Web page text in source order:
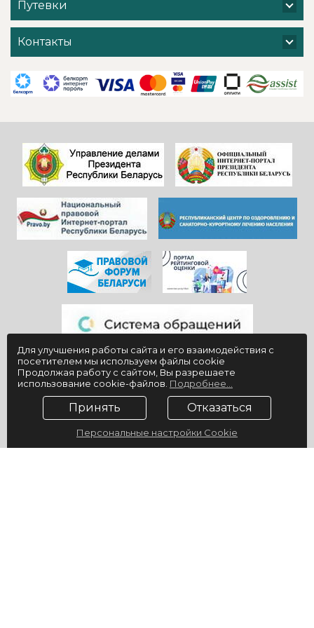
территории
санатория - очень
и от себя- прям
низкий поклон
САДОВНИКАМ
видишь, КАК они
Здоровья и
благополучия
всем!
т. д. ) Хочется
санатория,
сотрудников
ресепшен и
другие службы и
дальнейшего
красивой и вечно
молодой
«Юности».
Путевки
Контакты
Для улучшения работы сайта и его взаимодействия с
посетителем мы используем файлы cookie
Продолжая работу с сайтом, Вы разрешаете
использование cookie-файлов. Подробнее...
Принять Отказаться
Персональные настройки Cookie